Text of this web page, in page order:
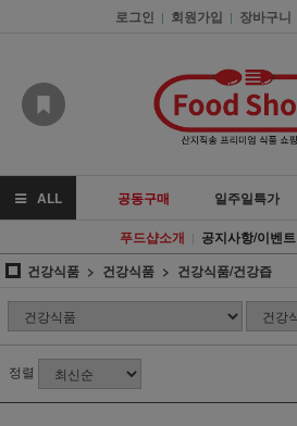
로그인 | 회원가입 | 장바구니
ALL 공동구매 일주일특가
푸드샵소개 | 공지사항/이벤트
건강식품
건강식품 건강식품/건강즙
정렬